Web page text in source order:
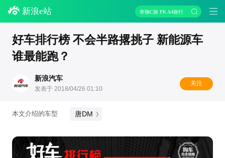
新浪e站 奔驰C旅 PK A4旅行
好车排行榜 不会半路撂挑子 新能源车
谁最能跑？
新浪汽车
发表于 2018/04/26 01:10
关注
本文介绍的车型 唐DM